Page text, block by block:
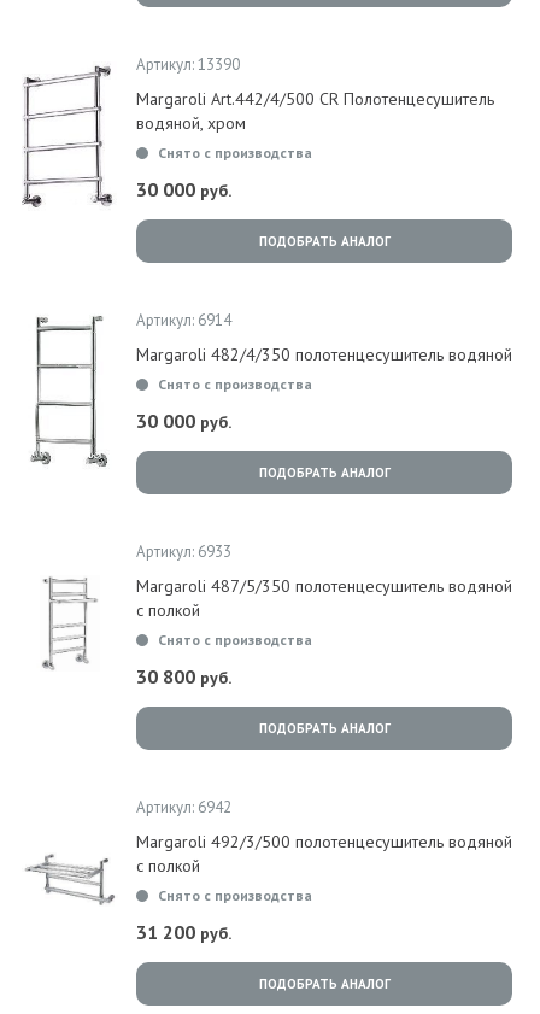
Артикул: 13390
Margaroli Art.442/4/500 CR Полотенцесушитель
водяной, хром
Снято с производства
30 000 руб.
ПОДОБРАТЬ АНАЛОГ
Артикул: 6914
Margaroli 482/4/350 полотенцесушитель водяной
Снято с производства
30 000 руб.
ПОДОБРАТЬ АНАЛОГ
Артикул: 6933
Margaroli 487/5/350 полотенцесушитель водяной
с полкой
Снято с производства
30 800 руб.
ПОДОБРАТЬ АНАЛОГ
Артикул: 6942
Margaroli 492/3/500 полотенцесушитель водяной
с полкой
Снято с производства
31 200 руб.
ПОДОБРАТЬ АНАЛОГ